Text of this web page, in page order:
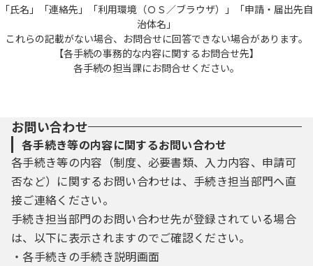
「氏名」「連絡先」「利用環境（ＯＳ／ブラウザ）」「申請・届出先自
治体名」
これらの記載がない場合、お問合せに回答できない場合があります。
【各手続の事務的な内容に関するお問合せ先】
各手続の担当課にお問合せください。
お問い合わせ
各手続き等の内容に関するお問い合わせ
各手続き等の内容（制度、必要書類、入力内容、申請可
否など）に関するお問い合わせは、手続き担当部門へ直
接ご連絡ください。
手続き担当部門のお問い合わせ先が登録されている場合
は、以下に表示されますのでご確認ください。
・各手続きの手続き説明画面